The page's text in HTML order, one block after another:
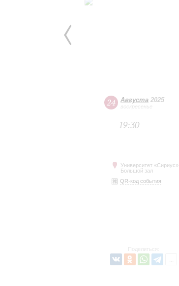
24 Августа 2025
воскресенье
19:30
Университет «Сириус»,
Большой зал
QR-код события
Поделиться: